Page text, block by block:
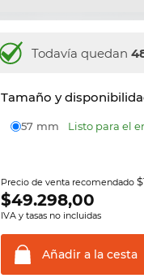
Todavía quedan
Tamaño y
57 mm Listo para el
Precio de venta recomendado
$49.298,00
IVA y tasas no incluidas
Añadir a la cesta